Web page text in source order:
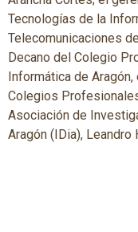
Tecnologías de la
Telecomunicaciones
Decano del Colegio
Informática de
Colegios
Asociación de
Aragón (IDia), Leandro